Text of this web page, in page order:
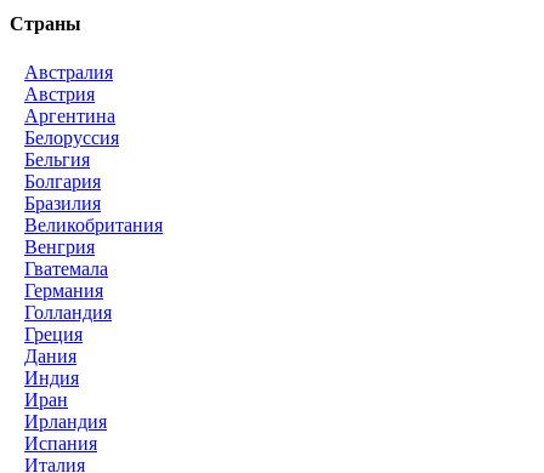
Страны
Австралия
Австрия
Аргентина
Белоруссия
Бельгия
Болгария
Бразилия
Великобритания
Венгрия
Гватемала
Германия
Голландия
Греция
Дания
Индия
Иран
Ирландия
Испания
Италия